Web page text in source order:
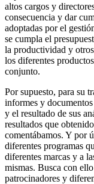
altos cargos y
consecuencia y dar
adoptadas por el
se cumpla el
la productividad y
los diferentes
conjunto.
Por supuesto, para su
informes y
y el resultado de sus
resultados que
comentábamos. Y por
diferentes programas
diferentes marcas y a
mismas. Busca con
patrocinadores y